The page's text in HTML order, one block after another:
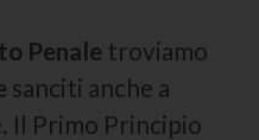
Penale troviamo
sanciti anche a
Il Primo Principio